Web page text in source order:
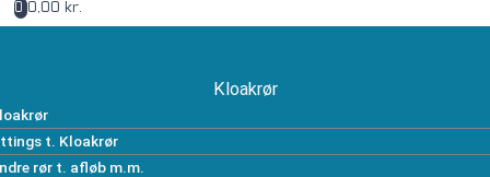
0 0,00 kr.
Kloakrør
t. Kloakrør
rør t. afløb m.m.